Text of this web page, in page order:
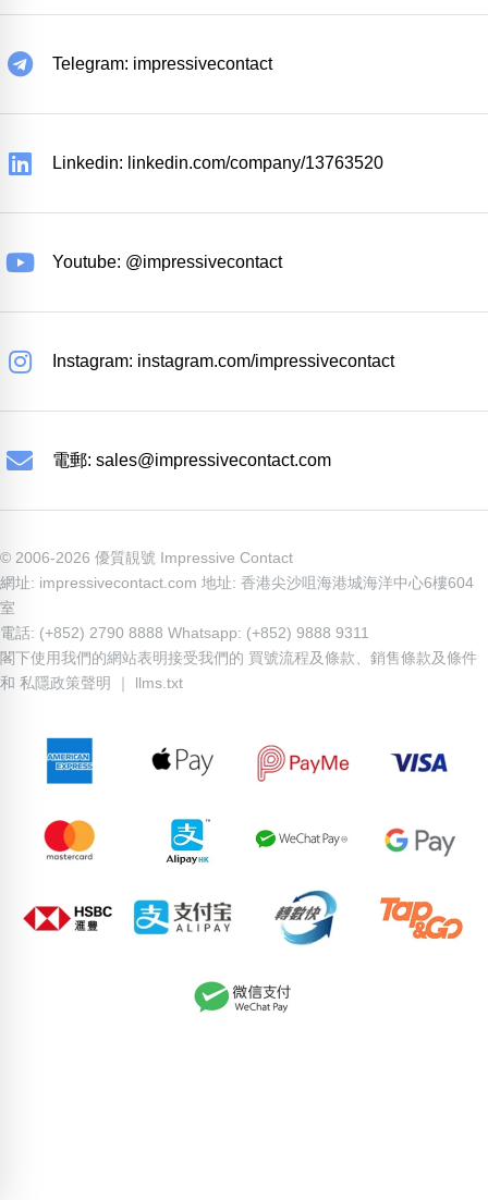
Telegram: impressivecontact
Linkedin: linkedin.com/company/13763520
Youtube: @impressivecontact
Instagram: instagram.com/impressivecontact
電郵: sales@impressivecontact.com
© 2006-2026 優質靚號 Impressive Contact
網址: impressivecontact.com 地址: 香港尖沙咀海港城海洋中心6樓604
室
電話: (+852) 2790 8888 Whatsapp: (+852) 9888 9311
閣下使用我們的網站表明接受我們的 買號流程及條款
銷售條款及條件
和 私隱政策聲明 llms.txt